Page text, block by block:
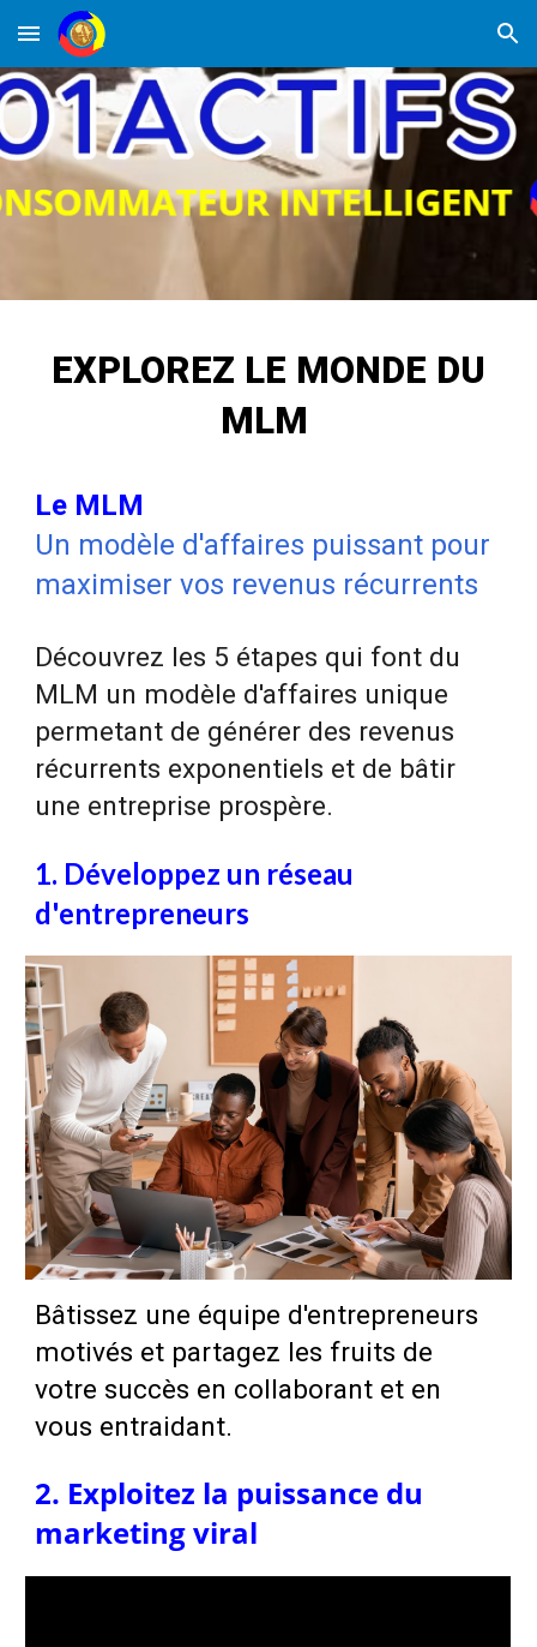
Skip to main content Skip to navigation
EXPLOREZ LE MONDE DU
MLM
Le MLM
Un modèle d'affaires puissant pour
maximiser vos revenus récurrents
Découvrez les 5 étapes qui font du
MLM un modèle d'affaires unique
permetant de générer des revenus
récurrents exponentiels et de bâtir
une entreprise prospère.
1. Développez un réseau
d'entrepreneurs
Bâtissez une équipe d'entrepreneurs
motivés et partagez les fruits de
votre succès en collaborant et en
vous entraidant.
2. Exploitez la puissance du
marketing viral